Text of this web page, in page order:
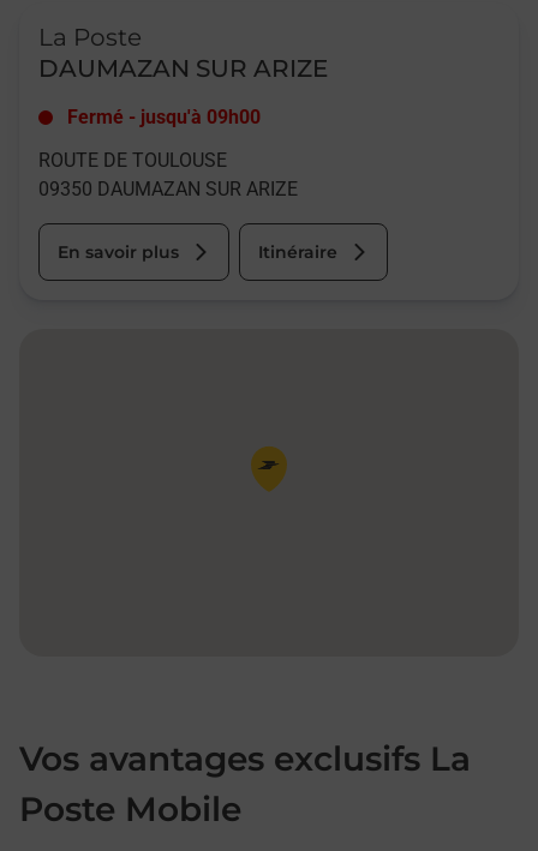
La Poste
DAUMAZAN SUR ARIZE
Fermé - jusqu'à 09h00
ROUTE DE TOULOUSE
09350 DAUMAZAN SUR ARIZE
En savoir plus Itinéraire
Pin de la carte
Vos avantages exclusifs La
Poste Mobile